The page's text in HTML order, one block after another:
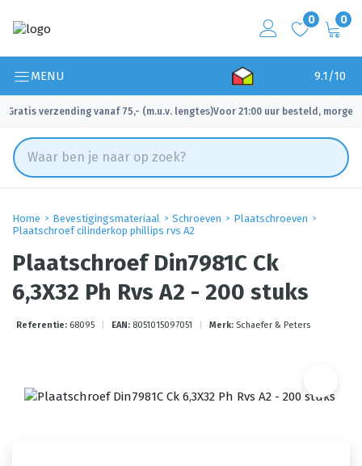
0 0
MENU 9.1/10
Gratis verzending vanaf 75,- (m.u.v. lengtes)
✓ Voor 21:00 uur besteld, morgen
Home Bevestigingsmateriaal Schroeven
Plaatschroeven
Plaatschroef cilinderkop phillips rvs A2
Plaatschroef Din7981C Ck
6,3X32 Ph Rvs A2 - 200 stuks
Referentie: 68095 EAN: 8051015097051 Merk: Schaefer & Peters